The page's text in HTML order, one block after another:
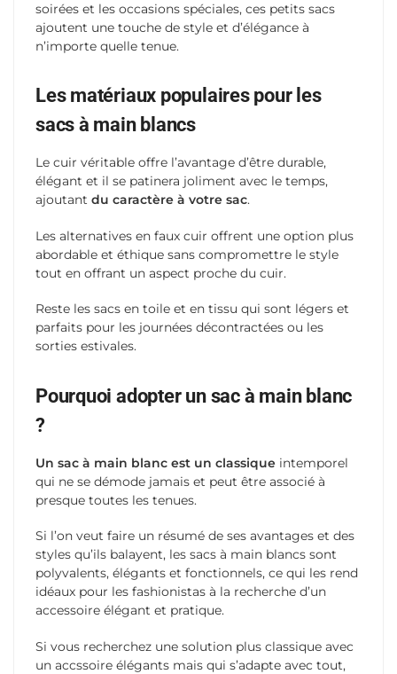
soirées et les occasions spéciales, ces petits sacs
ajoutent une touche de style et d’élégance à
n’importe quelle tenue.
Les matériaux populaires pour les
sacs à main blancs
Le cuir véritable offre l’avantage d’être durable,
élégant et il se patinera joliment avec le temps,
ajoutant du caractère à votre sac.
Les alternatives en faux cuir offrent une option plus
abordable et éthique sans compromettre le style
tout en offrant un aspect proche du cuir.
Reste les sacs en toile et en tissu qui sont légers et
parfaits pour les journées décontractées ou les
sorties estivales.
Pourquoi adopter un sac à main blanc
?
Un sac à main blanc est un classique intemporel
qui ne se démode jamais et peut être associé à
presque toutes les tenues.
Si l’on veut faire un résumé de ses avantages et des
styles qu’ils balayent, les sacs à main blancs sont
polyvalents, élégants et fonctionnels, ce qui les rend
idéaux pour les fashionistas à la recherche d’un
accessoire élégant et pratique.
Si vous recherchez une solution plus classique avec
un accssoire élégants mais qui s’adapte avec tout,